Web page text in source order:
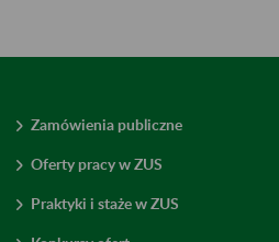
Zamówienia publiczne
Oferty pracy w ZUS
Praktyki i staże w ZUS